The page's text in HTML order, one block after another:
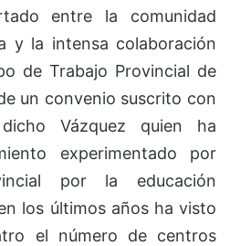
entre la comunidad
y la intensa colaboración
de Trabajo Provincial de
un convenio suscrito con
Vázquez quien ha
experimentado por
por la educación
los últimos años ha visto
el número de centros